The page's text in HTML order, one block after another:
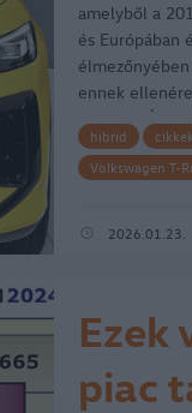
amelyből a
és Európában
ennek
modellt. És
hibrid cikkek
Volkswagen T-
2026.01.23.
Ezek
piac